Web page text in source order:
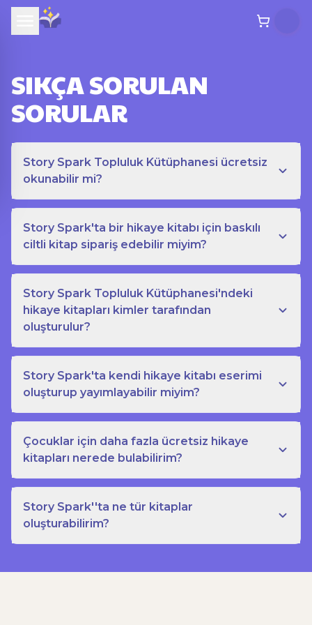
SIKÇA SORULAN
SORULAR
Story Spark Topluluk Kütüphanesi ücretsiz
okunabilir mi?
Story Spark'ta bir hikaye kitabı için baskılı
ciltli kitap sipariş edebilir miyim?
Story Spark Topluluk Kütüphanesi'ndeki
hikaye kitapları kimler tarafından
oluşturulur?
Story Spark'ta kendi hikaye kitabı eserimi
oluşturup yayımlayabilir miyim?
Çocuklar için daha fazla ücretsiz hikaye
kitapları nerede bulabilirim?
Story Spark''ta ne tür kitaplar
oluşturabilirim?